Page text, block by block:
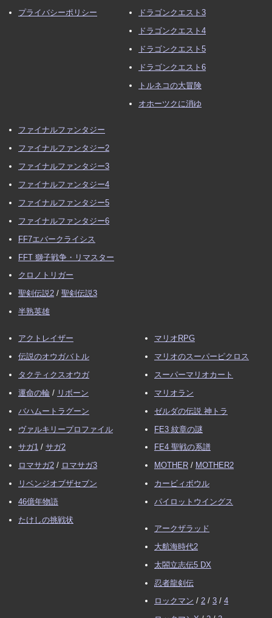
プライバシーポリシー
ドラゴンクエスト3
ドラゴンクエスト4
ドラゴンクエスト5
ドラゴンクエスト6
トルネコの大冒険
オホーツクに消ゆ
ファイナルファンタジー
ファイナルファンタジー2
ファイナルファンタジー3
ファイナルファンタジー4
ファイナルファンタジー5
ファイナルファンタジー6
FF7エバークライシス
FFT 獅子戦争・リマスター
クロノトリガー
聖剣伝説2 / 聖剣伝説3
半熟英雄
アクトレイザー
伝説のオウガバトル
タクティクスオウガ
運命の輪 / リボーン
バハムートラグーン
ヴァルキリープロファイル
サガ1 / サガ2
ロマサガ2 / ロマサガ3
リベンジオブザセブン
46億年物語
たけしの挑戦状
マリオRPG
マリオのスーパーピクロス
スーパーマリオカート
マリオラン
ゼルダの伝説 神トラ
FE3 紋章の謎
FE4 聖戦の系譜
MOTHER / MOTHER2
カービィボウル
パイロットウイングス
アークザラッド
大航海時代2
太閤立志伝5 DX
忍者龍剣伝
ロックマン / 2 / 3 / 4